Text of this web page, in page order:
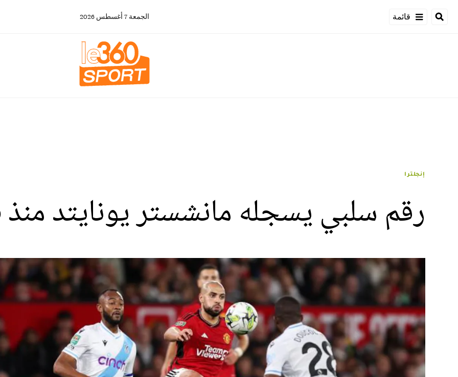
قائمة الجمعة 7 أغسطس 2026
إنجلترا
رقم سلبي يسجله مانشستر يونايتد منذ 1986